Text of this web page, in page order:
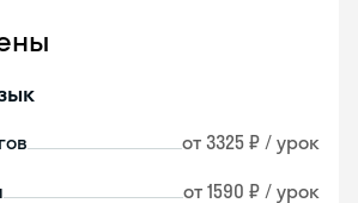
от 3325 ₽ / урок
от 1590 ₽ / урок